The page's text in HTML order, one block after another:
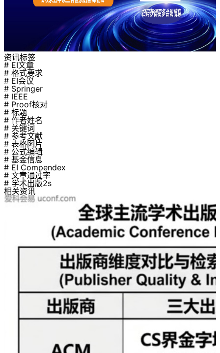
资讯标签
# EI文章
# 格式要求
# EI会议
# Springer
# IEEE
# Proof核对
# 标题
# 作者姓名
# 关键词
# 参考文献
# 表格图片
# 公式编辑
# 基金信息
# EI Compendex
# 文章通过率
# 学术出版2s
相关资讯